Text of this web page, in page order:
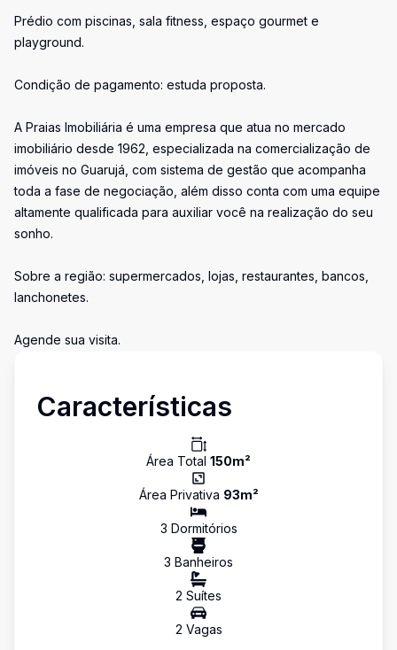
Prédio com piscinas, sala fitness, espaço gourmet e
playground.
Condição de pagamento: estuda proposta.
A Praias Imobiliária é uma empresa que atua no mercado
imobiliário desde 1962, especializada na comercialização de
imóveis no Guarujá, com sistema de gestão que acompanha
toda a fase de negociação, além disso conta com uma equipe
altamente qualificada para auxiliar você na realização do seu
sonho.
Sobre a região: supermercados, lojas, restaurantes, bancos,
lanchonetes.
Agende sua visita.
Características
Área Total 150m²
Área Privativa 93m²
3 Dormitórios
3 Banheiros
2 Suítes
2 Vagas